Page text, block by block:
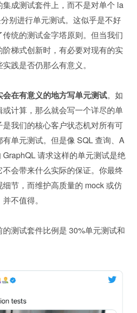
成测试套件上，而不是对单个 la
别进行单元测试。这似乎是不好
统的测试金字塔原则。但当我们
梯式创新时，有必要对现有的实
践是否仍那么有意义。
会在有意义的地方写单元测试。如
计算，那么就会写一个详尽的单
我们的核心客户状态机对所有可
单元测试。但是像 SQL 查询、A
请求这样的单元测试是绝
会带来什么实际的保证。你最终
节，而维护高质量的 mock 或仿
不值得。
测试套件比例是 30%单元测试和